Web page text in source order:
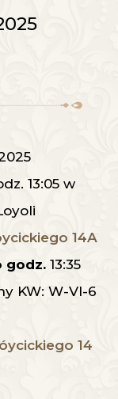
13:05 w
14A
godz.13:35
KW: W-VI-6
14